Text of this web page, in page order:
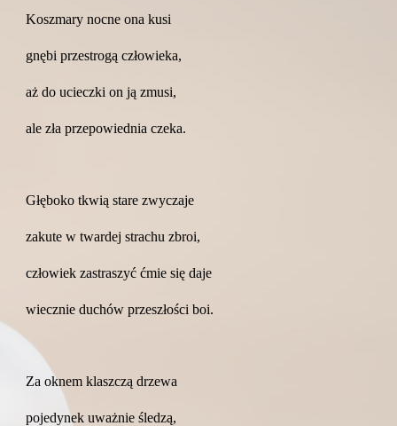
Koszmary nocne ona kusi
gnębi przestrogą człowieka,
aż do ucieczki on ją zmusi,
ale zła przepowiednia czeka.
Głęboko tkwią stare zwyczaje
zakute w twardej strachu zbroi,
człowiek zastraszyć ćmie się daje
wiecznie duchów przeszłości boi.
Za oknem klaszczą drzewa
pojedynek uważnie śledzą,